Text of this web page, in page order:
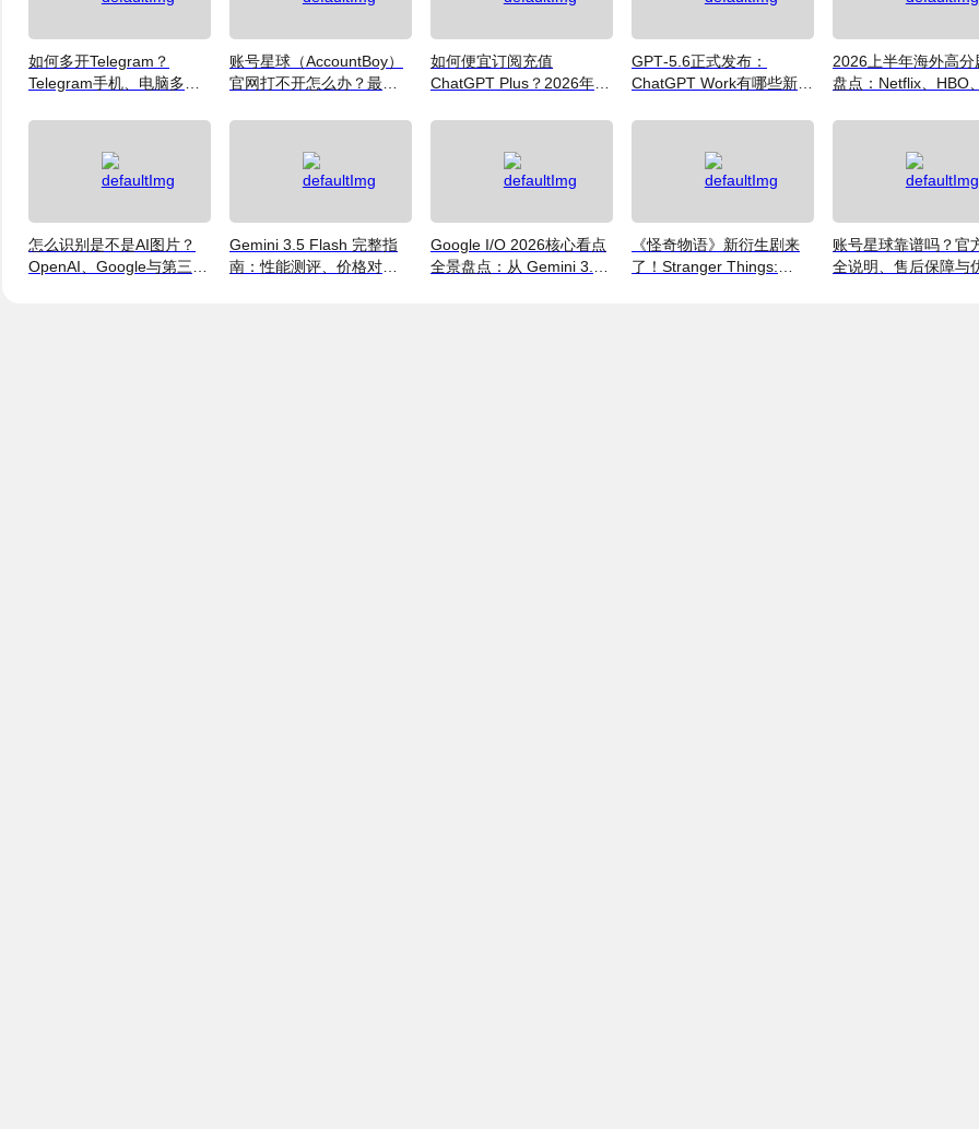
如何多开Telegram？
Telegram手机、电脑多账
账号星球（AccountBoy）
官网打不开怎么办？最新
如何便宜订阅充值
ChatGPT Plus？2026年价
GPT‑5.6正式发布：
ChatGPT Work有哪些新功
2026上半年海外高分
盘点：Netflix、HBO
（附国内超划算看剧
怎么识别是不是AI图片？
OpenAI、Google与第三方
Gemini 3.5 Flash 完整指
南：性能测评、价格对比
Google I/O 2026核心看点
全景盘点：从 Gemini 3.5
《怪奇物语》新衍生剧来
了！Stranger Things:
账号星球靠谱吗？官
全说明、售后保障与